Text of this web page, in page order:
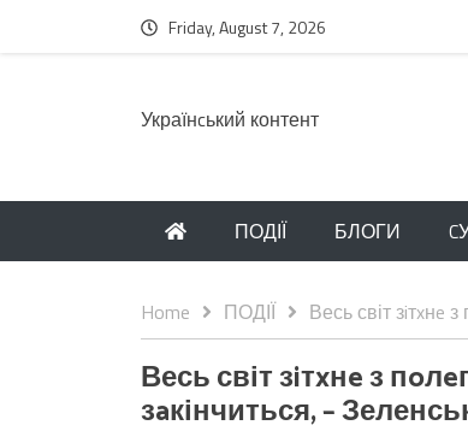
Friday, August 7, 2026
Українcький контент
ПОДІЇ БЛОГИ
Home ПОДІЇ Весь світ зiтxнe
Весь світ зiтxнe з
зaкінчиться, –